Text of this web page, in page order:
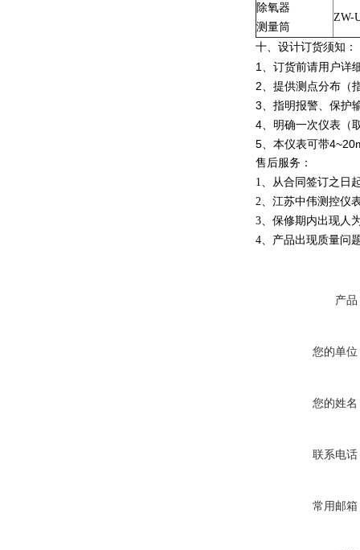
除氧器
测量筒
ZW-
十、设计订货须知：
1、订货前请用户详
2、提供测点分布（
3、指明报警、保护
4、明确一次仪表（
5、本仪表可带
售后服务：
1、从合同签订之日
2、江苏中伟测控仪
3、保修期内出现人
4、产品出现质量问
产品
您的单位
您的姓名
联系电话
常用邮箱